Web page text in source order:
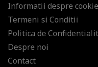
Informatii despre
Termeni si Conditii
Politica de
Despre noi
Contact